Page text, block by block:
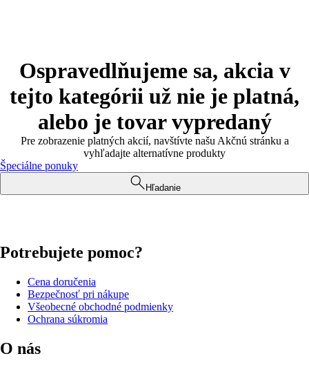
Ospravedlňujeme sa, akcia v
tejto kategórii už nie je platná,
alebo je tovar vypredaný
Pre zobrazenie platných akcií, navštívte našu Akčnú stránku a
vyhľadajte alternatívne produkty
Špeciálne ponuky
Hľadanie
Potrebujete pomoc?
Cena doručenia
Bezpečnosť pri nákupe
Všeobecné obchodné podmienky
Ochrana súkromia
O nás